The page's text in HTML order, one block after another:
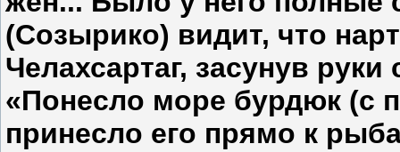
(Созырико) видит, что
Челахсартаг, засунув руки
«Понесло море бурдюк (с
принесло его прямо к